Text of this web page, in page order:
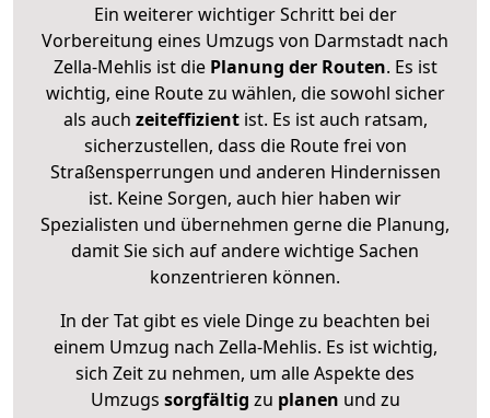
Ein weiterer wichtiger Schritt bei der
Vorbereitung eines Umzugs von Darmstadt nach
Zella-Mehlis ist diePlanung der Routen. Es ist
wichtig, eine Route zu wählen, die sowohl sicher
als auch zeiteffizientist. Es ist auch ratsam,
sicherzustellen, dass die Route frei von
Straßensperrungen und anderen Hindernissen
ist. Keine Sorgen, auch hier haben wir
Spezialisten und übernehmen gerne die Planung,
damit Sie sich auf andere wichtige Sachen
konzentrieren können.
In der Tat gibt es viele Dinge zu beachten bei
einem Umzug nach Zella-Mehlis. Es ist wichtig,
sich Zeit zu nehmen, um alle Aspekte des
Umzugs sorgfältig zu planen und zu